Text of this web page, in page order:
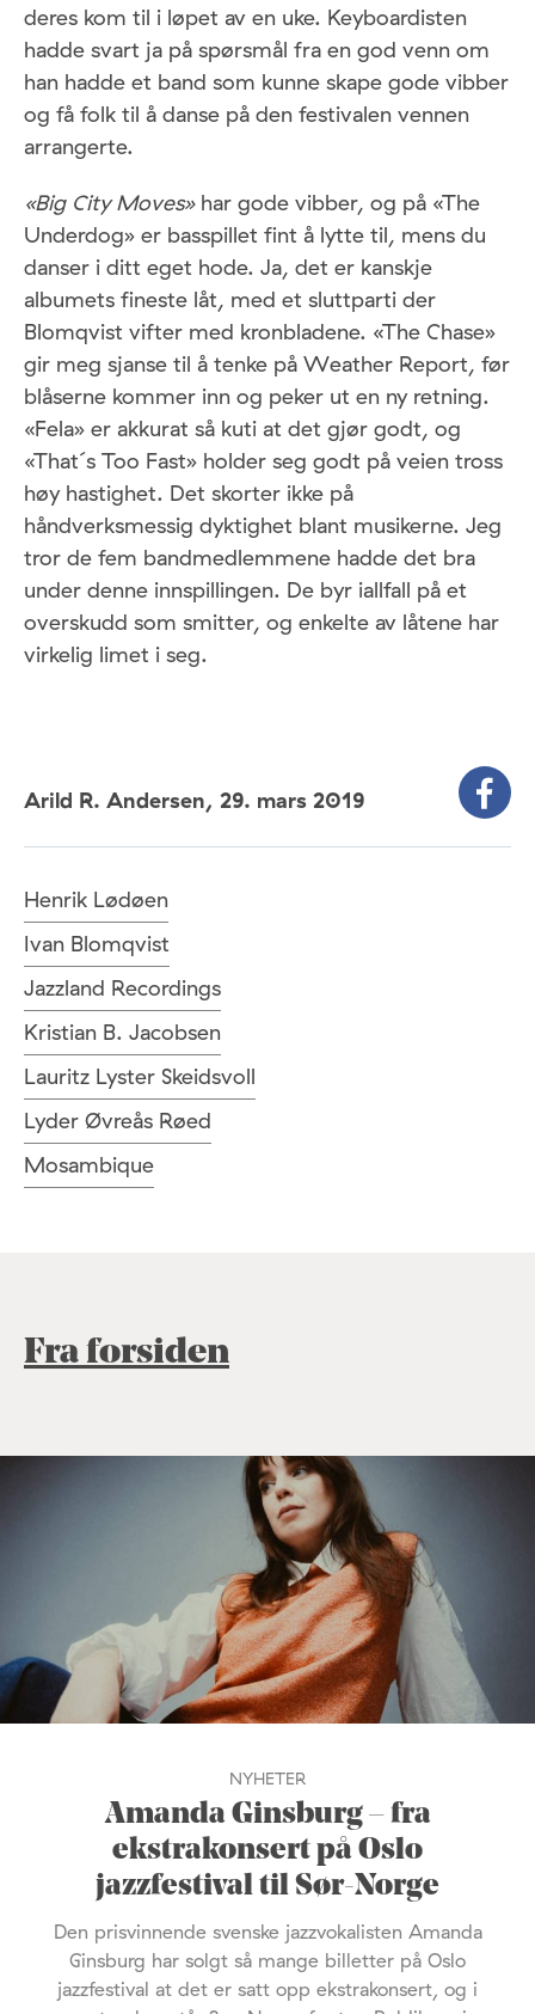
deres kom til i løpet av en uke. Keyboardisten
hadde svart ja på spørsmål fra en god venn om
han hadde et band som kunne skape gode vibber
og få folk til å danse på den festivalen vennen
arrangerte.
«Big City Moves» har gode vibber, og på «The
Underdog» er basspillet fint å lytte til, mens du
danser i ditt eget hode. Ja, det er kanskje
albumets fineste låt, med et sluttparti der
Blomqvist vifter med kronbladene. «The Chase»
gir meg sjanse til å tenke på Weather Report, før
blåserne kommer inn og peker ut en ny retning.
«Fela» er akkurat så kuti at det gjør godt, og
«That´s Too Fast» holder seg godt på veien tross
høy hastighet. Det skorter ikke på
håndverksmessig dyktighet blant musikerne. Jeg
tror de fem bandmedlemmene hadde det bra
under denne innspillingen. De byr iallfall på et
overskudd som smitter, og enkelte av låtene har
virkelig limet i seg.
Arild R. Andersen, 29. mars 2019
Henrik Lødøen
Ivan Blomqvist
Jazzland Recordings
Kristian B. Jacobsen
Lauritz Lyster Skeidsvoll
Lyder Øvreås Røed
Mosambique
Fra forsiden
NYHETER
Amanda Ginsburg – fra
ekstrakonsert på Oslo
jazzfestival til Sør-Norge
Den prisvinnende svenske jazzvokalisten Amanda
Ginsburg har solgt så mange billetter på Oslo
jazzfestival at det er satt opp ekstrakonsert, og i